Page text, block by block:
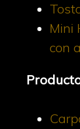
Mini
con